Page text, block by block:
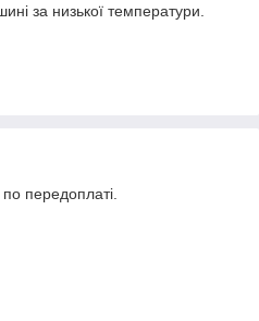
за низької температури.
передоплаті.